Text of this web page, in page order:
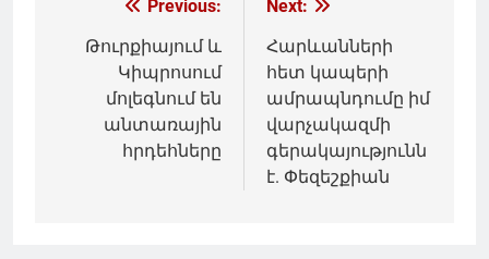
Գրառումների
նավարկումը
Previous:
Թուրքիայում և
Կիպրոսում
մոլեգնում են
անտառային
հրդեհները
Next:
Հարևանների
հետ կապերի
ամրապնդումը իմ
վարչակազմի
գերակայությունն
է. Փեզեշքիան